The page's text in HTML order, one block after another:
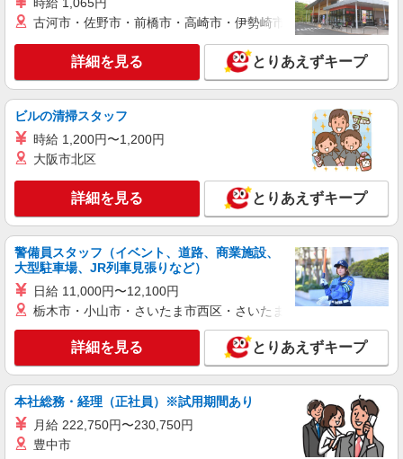
≪日払いOK！≫病院の看護助手＊即日勤務も
可能♪
時給1450円〜2062円 ＜日払い有/週払い有/交
通費全支給(ガソリン代含む)＞
最寄り：戸畑駅
詳細を見る
業務委託
SOMPOヘルスサポート株式会社 全支援対応コース
保健師・管理栄養士 特定保健指導
報酬：出来高制 報酬額（消費税抜き）： ・事
業所一括面談(対面) 1日：10,000円〜14,716円 ・
個別訪問(対面) 1件：4,286円〜5,239円 ・遠隔面
談 1件：1,500〜1,691円 ・電話支援 1件：
1,000円〜1,429円 ・ICTメール支援 1件：500円
※上記金額に消費税を加えた金額をお支払いいた
します ※交通費・電話代は弊社負担。その他、支
援内容により細則あり。
【活動エリア】福岡県北九州市戸畑区及びその
周辺
古河市・佐野市・前橋市・高崎市・伊勢崎市・太田市・館林市
詳細を見る とりあえずキープ
ビルの清掃スタッフ
時給 1,200円〜1,200円
大阪市北区
詳細を見る とりあえずキープ
警備員スタッフ（イベント、道路、商業施設、
大型駐車場、JR列車見張りなど）
日給 11,000円〜12,100円
栃木市・小山市・さいたま市西区・さいたま市岩槻区・久喜市・
詳細を見る とりあえずキープ
本社総務・経理（正社員）※試用期間あり
月給 222,750円〜230,750円
豊中市